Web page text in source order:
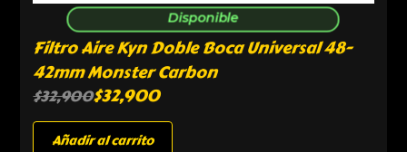
Disponible
Filtro Aire Kyn Doble Boca Universal 48-
42mm Monster Carbon
$32,900$32,900
Añadir al carrito